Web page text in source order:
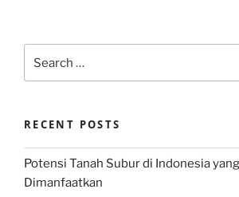
for:
RECENT POSTS
Potensi Tanah Subur di Indonesia
Dimanfaatkan